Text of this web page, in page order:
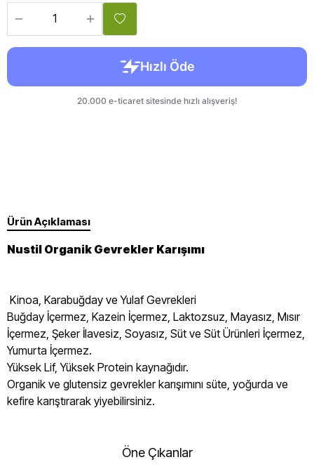
Ürün Açıklaması
Nustil Organik Gevrekler Karışımı
Kinoa, Karabuğday ve Yulaf Gevrekleri
Buğday İçermez, Kazein İçermez, Laktozsuz, Mayasız, Mısır
İçermez, Şeker İlavesiz, Soyasız, Süt ve Süt Ürünleri İçermez,
Yumurta İçermez.
Yüksek Lif, Yüksek Protein kaynağıdır.
Organik ve glutensiz gevrekler karışımını süte, yoğurda ve
kefire karıştırarak yiyebilirsiniz.
Öne Çıkanlar